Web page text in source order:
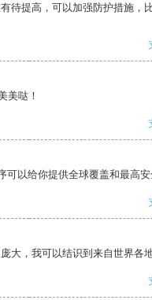
待提高，可以加强防护措施，
美哒！
可以给你提供全球覆盖和最高安
大，我可以结识到来自世界各地